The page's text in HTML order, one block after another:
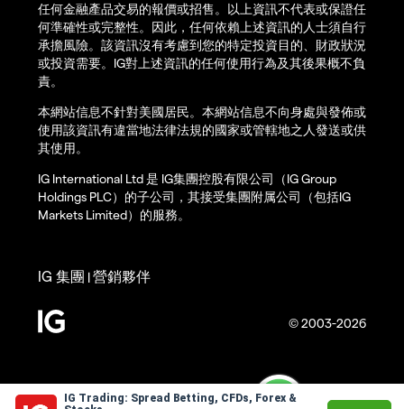
IG Trading: Spread Betting, CFDs, Forex &
任何金融產品交易的報價或招售。以上資訊不代表或保證任
何準確性或完整性。因此，任何依賴上述資訊的人士須自行
承擔風險。該資訊沒有考慮到您的特定投資目的、財政狀況
或投資需要。IG對上述資訊的任何使用行為及其後果概不負
責。
本網站信息不針對美國居民。本網站信息不向身處與發佈或
使用該資訊有違當地法律法規的國家或管轄地之人發送或供
其使用。
IG International Ltd 是 IG集團控股有限公司（IG Group
Holdings PLC）的子公司，其接受集團附属公司（包括IG
Markets Limited）的服務。
© 2003-2026
IG 集團 |營銷夥伴